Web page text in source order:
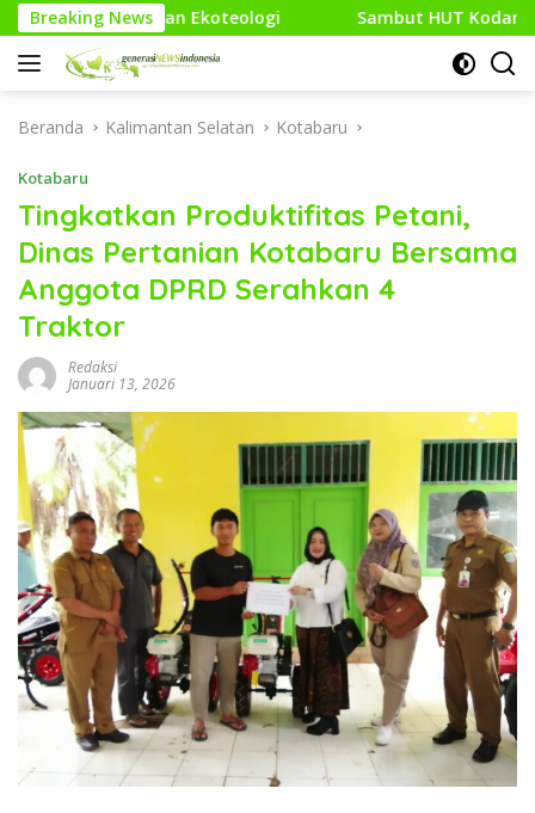
Langsung
ke
konten
Breaking NewsSambut HUT Kodam XXI/Raden Intan, Kodim
Beranda Kalimantan Selatan Kotabaru
Kotabaru
Tingkatkan Produktifitas Petani,
Dinas Pertanian Kotabaru Bersama
Anggota DPRD Serahkan 4
Traktor
Redaksi
Januari 13, 2026